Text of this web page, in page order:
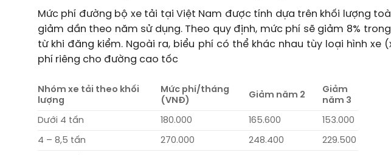
Mức phí đường bộ xe tải tại Việt Nam được tính dựa trên khối lượng
giảm dần theo năm sử dụng. Theo quy định, mức phí sẽ giảm 8%
từ khi đăng kiểm. Ngoài ra, biểu phí có thể khác nhau tùy loại hình xe
phí riêng cho đường cao tốc
Nhóm xe tải theo khối
lượng
Mức phí/tháng
(VNĐ)
Giảm năm 2
Giảm
năm 3
Dưới 4 tấn 180.000 165.600 153.000
4 – 8,5 tấn 270.000 248.400 229.500